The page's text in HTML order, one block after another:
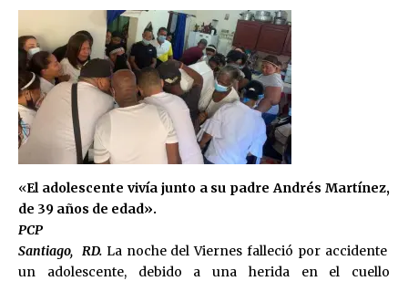
«El adolescente vivía junto a su padre Andrés Martínez,
de 39 años de edad».
PCP
Santiago, RD. La noche del Viernes falleció por accidente
un adolescente, debido a una herida en el cuello